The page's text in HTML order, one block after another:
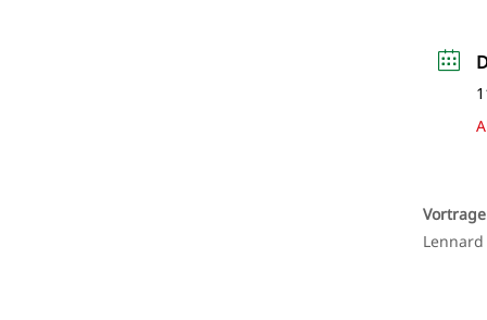
Lennard